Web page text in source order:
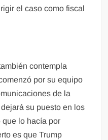
el caso como fiscal
contempla
por su equipo
de la
su puesto en los
que lo hacía por
es que Trump